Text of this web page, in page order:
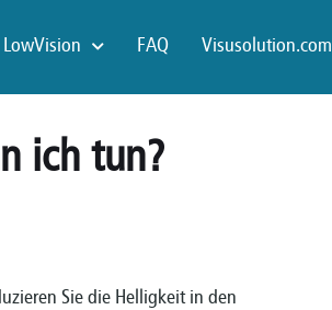
LowVision FAQ Visusolution.com
ich tun?
Sie die Helligkeit in den